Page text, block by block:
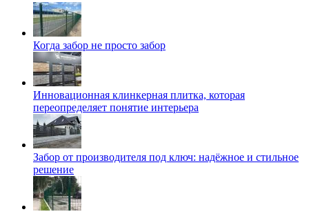
Когда забор не просто забор
Инновационная клинкерная плитка, которая
переопределяет понятие интерьера
Забор от производителя под ключ: надёжное и стильное
решение